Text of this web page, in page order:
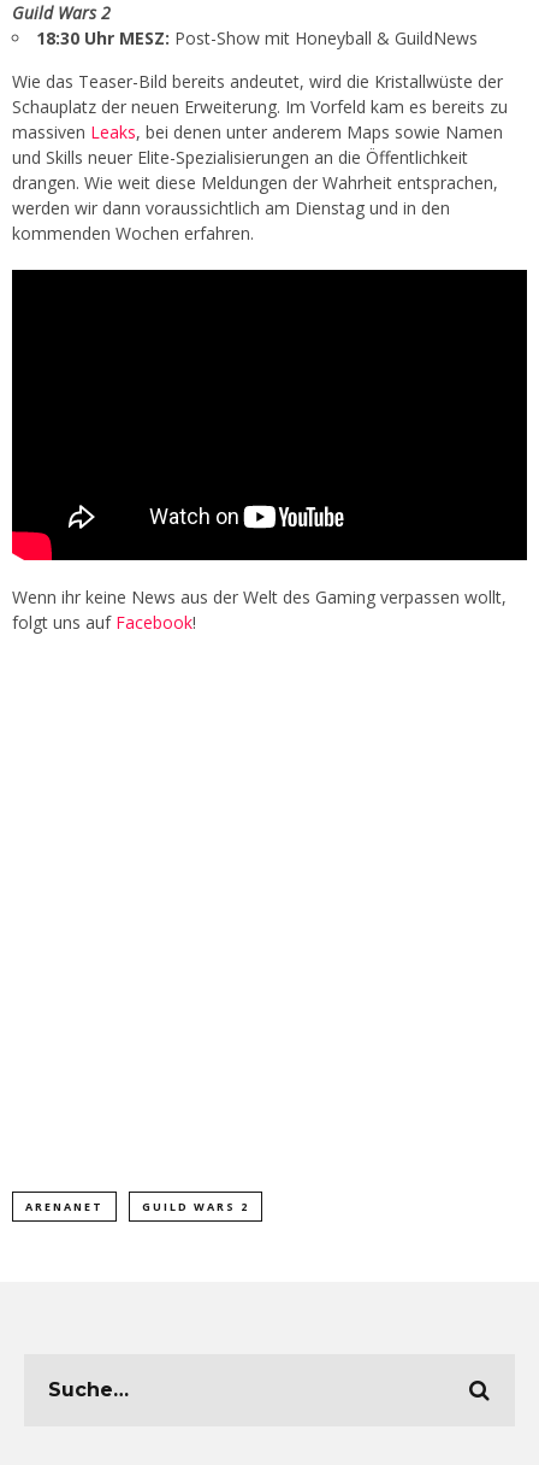
Guild Wars 2
18:30 Uhr MESZ: Post-Show mit Honeyball & GuildNews
Wie das Teaser-Bild bereits andeutet, wird die Kristallwüste der
Schauplatz der neuen Erweiterung. Im Vorfeld kam es bereits zu
massiven Leaks, bei denen unter anderem Maps sowie Namen
und Skills neuer Elite-Spezialisierungen an die Öffentlichkeit
drangen. Wie weit diese Meldungen der Wahrheit entsprachen,
werden wir dann voraussichtlich am Dienstag und in den
kommenden Wochen erfahren.
Wenn ihr keine News aus der Welt des Gaming verpassen wollt,
folgt uns auf Facebook!
ARENANET GUILD WARS 2